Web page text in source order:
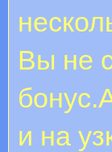
Вы не
и на